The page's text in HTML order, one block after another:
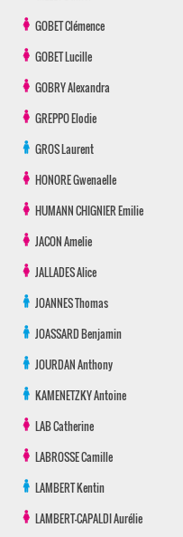
GOBETClémence
GOBETLucille
GOBRYAlexandra
GREPPOElodie
GROSLaurent
HONOREGwenaelle
HUMANN CHIGNIEREmilie
JACONAmelie
JALLADESAlice
JOANNESThomas
JOASSARDBenjamin
JOURDANAnthony
KAMENETZKYAntoine
LABCatherine
LABROSSECamille
LAMBERTKentin
LAMBERT-CAPALDIAurélie